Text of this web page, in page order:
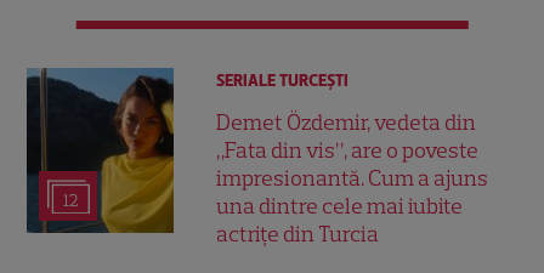
12
SERIALE TURCEŞTI
Demet Özdemir, vedeta din
„Fata din vis”, are o poveste
impresionantă. Cum a ajuns
una dintre cele mai iubite
actrițe din Turcia